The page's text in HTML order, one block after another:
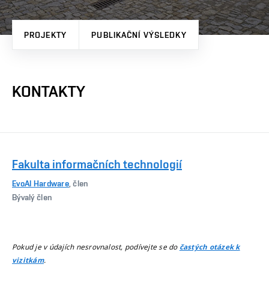
PROJEKTY PUBLIKAČNÍ VÝSLEDKY
KONTAKTY
Fakulta informačních technologií
EvoAI Hardware, člen
Bývalý člen
Pokud je v údajích nesrovnalost, podívejte se do častých otázek k
vizitkám.